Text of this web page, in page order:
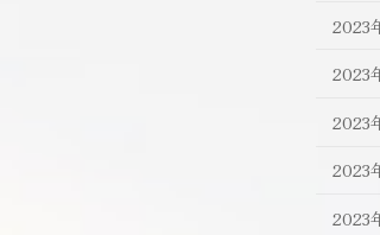
2023
2023
2023
2023
2023